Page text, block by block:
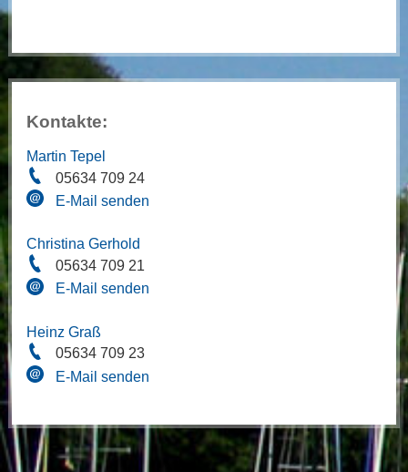
Kontakte:
Martin Tepel
05634 709 24
E-Mail senden
Christina Gerhold
05634 709 21
E-Mail senden
Heinz Graß
05634 709 23
E-Mail senden